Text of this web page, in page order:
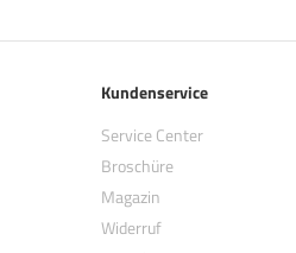
Kundenservice
Service Center
Broschüre
Magazin
Widerruf